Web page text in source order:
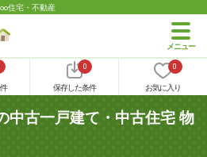
住宅・不動産
0
保存した条件
0
お気に入り
中古一戸建て・中古住宅 物